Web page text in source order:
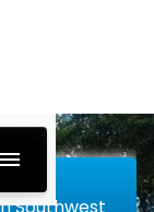
Southwest